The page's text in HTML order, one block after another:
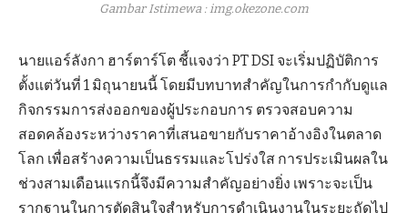
Gambar Istimewa : img.okezone.com
นายแอร์ลังกา ฮาร์ตาร์โต ชี้แจงว่า PT DSI จะเริ่มปฏิบัติการ
ตั้งแต่วันที่ 1 มิถุนายนนี้ โดยมีบทบาทสำคัญในการกำกับดูแล
กิจกรรมการส่งออกของผู้ประกอบการ ตรวจสอบความ
สอดคล้องระหว่างราคาที่เสนอขายกับราคาอ้างอิงในตลาด
โลก เพื่อสร้างความเป็นธรรมและโปร่งใส การประเมินผลใน
ช่วงสามเดือนแรกนี้จึงมีความสำคัญอย่างยิ่ง เพราะจะเป็น
รากฐานในการตัดสินใจสำหรับการดำเนินงานในระยะถัดไป